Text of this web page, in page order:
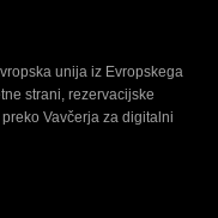
unija iz Evropskega
strani, rezervacijske
Vavčerja za digitalni